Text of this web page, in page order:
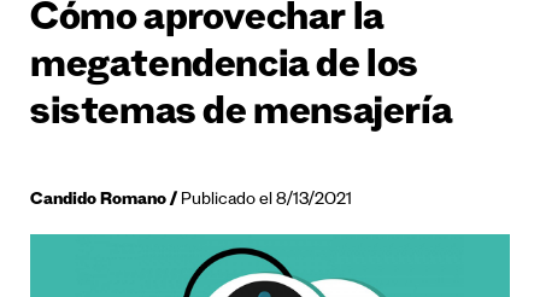
Cómo aprovechar la
megatendencia de los
sistemas de mensajería
Candido Romano Publicado el 8/13/2021